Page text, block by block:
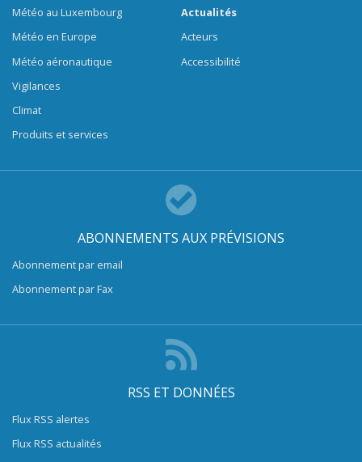
Météo au Luxembourg
Météo en Europe
Météo aéronautique
Vigilances
Climat
Produits et services
Actualités
Acteurs
Accessibilité
ABONNEMENTS AUX PRÉVISIONS
Abonnement par email
Abonnement par Fax
RSS ET DONNÉES
Flux RSS alertes
Flux RSS actualités